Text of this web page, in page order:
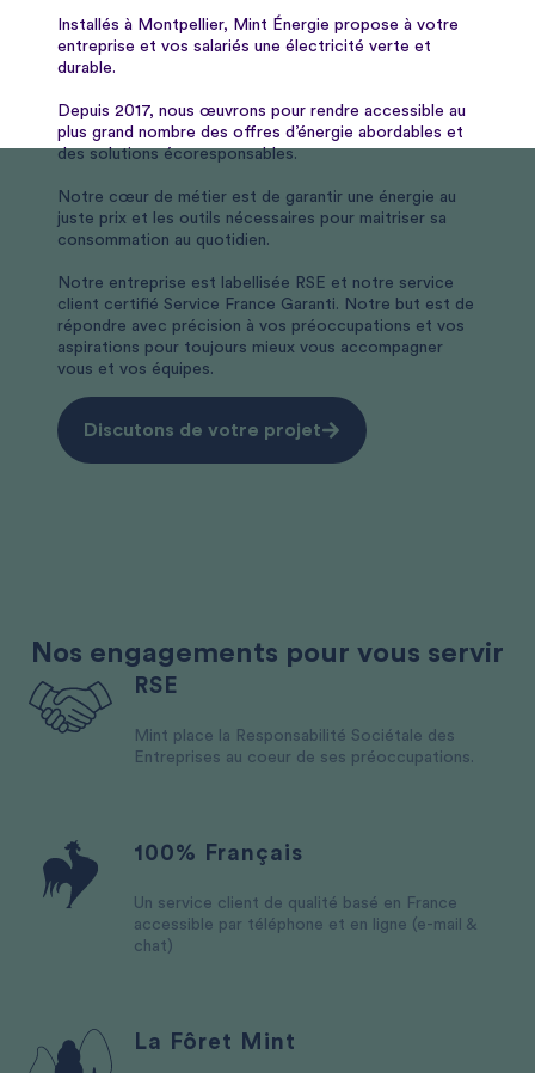
Installés à Montpellier, Mint Énergie propose à votre
entreprise et vos salariés une électricité verte et
durable.
Depuis 2017, nous œuvrons pour rendre accessible au
plus grand nombre des offres d’énergie abordables et
des solutions écoresponsables.
Notre cœur de métier est de garantir une énergie au
juste prix et les outils nécessaires pour maitriser sa
consommation au quotidien.
Notre entreprise est labellisée RSE et notre service
client certifié Service France Garanti. Notre but est de
répondre avec précision à vos préoccupations et vos
aspirations pour toujours mieux vous accompagner
vous et vos équipes.
Discutons de votre projet
Nos engagements pour vous servir
RSE
Mint place la Responsabilité Sociétale des
Entreprises au coeur de ses préoccupations.
100% Français
Un service client de qualité basé en France
accessible par téléphone et en ligne (e-mail &
chat)
La Fôret Mint